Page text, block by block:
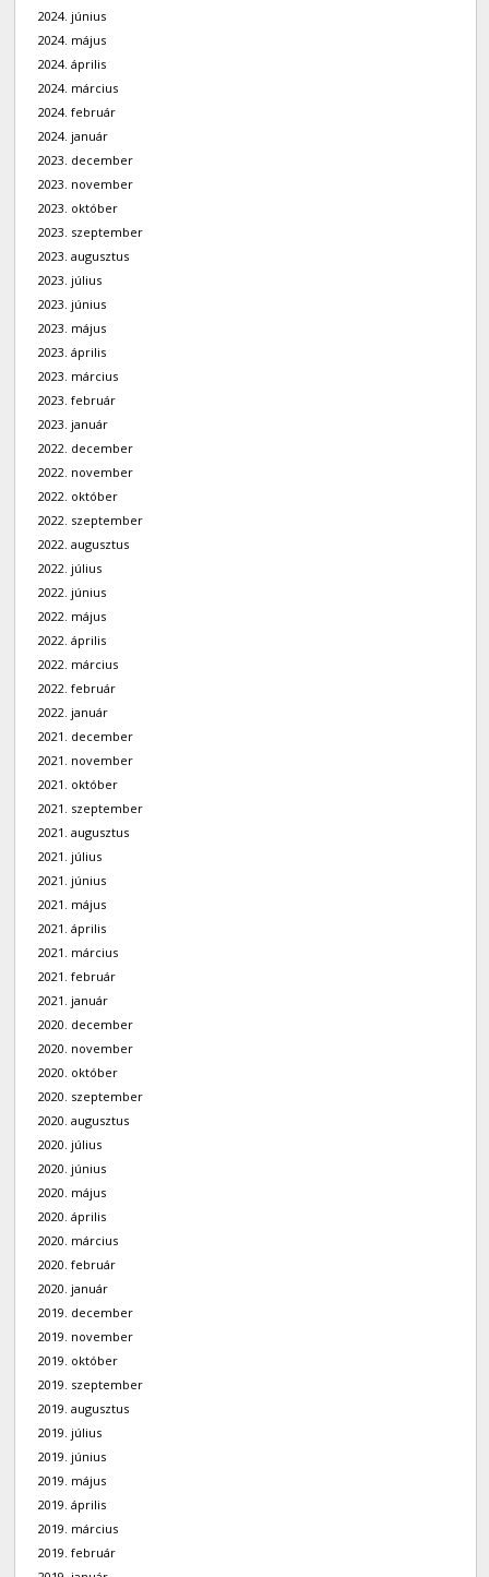
2024. június
2024. május
2024. április
2024. március
2024. február
2024. január
2023. december
2023. november
2023. október
2023. szeptember
2023. augusztus
2023. július
2023. június
2023. május
2023. április
2023. március
2023. február
2023. január
2022. december
2022. november
2022. október
2022. szeptember
2022. augusztus
2022. július
2022. június
2022. május
2022. április
2022. március
2022. február
2022. január
2021. december
2021. november
2021. október
2021. szeptember
2021. augusztus
2021. július
2021. június
2021. május
2021. április
2021. március
2021. február
2021. január
2020. december
2020. november
2020. október
2020. szeptember
2020. augusztus
2020. július
2020. június
2020. május
2020. április
2020. március
2020. február
2020. január
2019. december
2019. november
2019. október
2019. szeptember
2019. augusztus
2019. július
2019. június
2019. május
2019. április
2019. március
2019. február